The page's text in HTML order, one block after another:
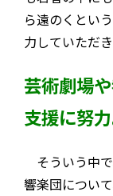
ら遠のくとい
力していただ
芸術劇場
支援に努
そういう中
響楽団につい